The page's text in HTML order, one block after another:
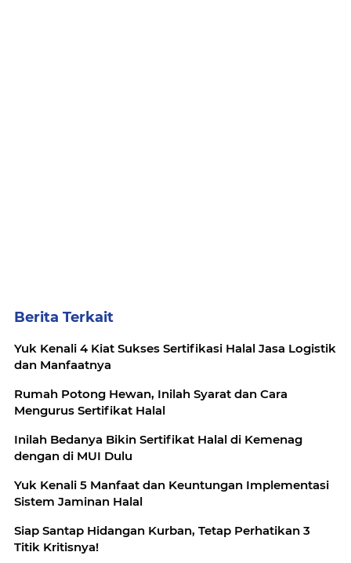
Berita Terkait
Yuk Kenali 4 Kiat Sukses Sertifikasi Halal Jasa Logistik
dan Manfaatnya
Rumah Potong Hewan, Inilah Syarat dan Cara
Mengurus Sertifikat Halal
Inilah Bedanya Bikin Sertifikat Halal di Kemenag
dengan di MUI Dulu
Yuk Kenali 5 Manfaat dan Keuntungan Implementasi
Sistem Jaminan Halal
Siap Santap Hidangan Kurban, Tetap Perhatikan 3
Titik Kritisnya!